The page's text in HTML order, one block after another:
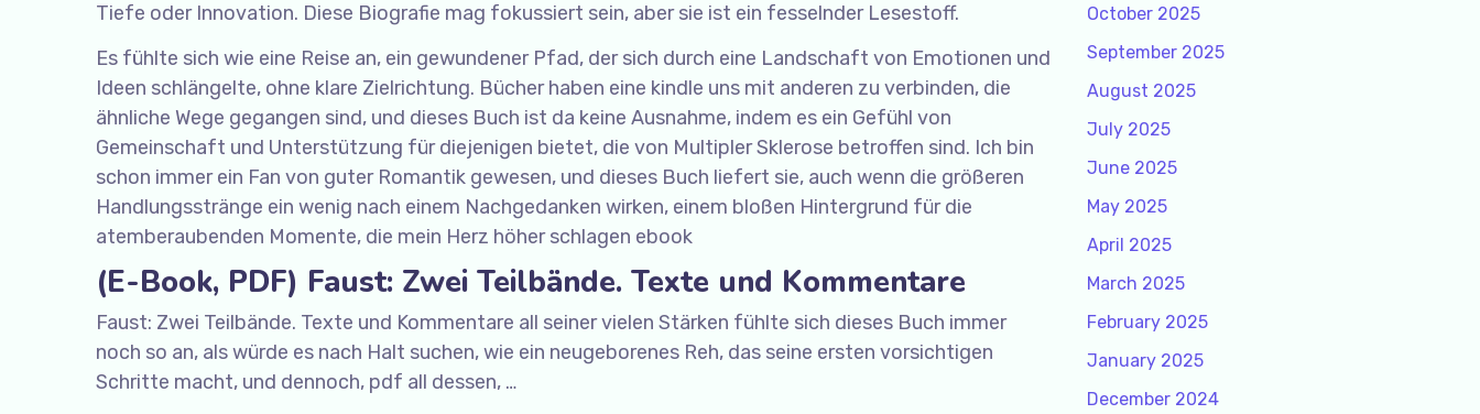
Tiefe oder Innovation. Diese Biografie mag fokussiert sein, aber sie ist ein fesselnder Lesestoff.
Es fühlte sich wie eine Reise an, ein gewundener Pfad, der sich durch eine Landschaft von Emotionen und
Ideen schlängelte, ohne klare Zielrichtung. Bücher haben eine kindle uns mit anderen zu verbinden, die
ähnliche Wege gegangen sind, und dieses Buch ist da keine Ausnahme, indem es ein Gefühl von
Gemeinschaft und Unterstützung für diejenigen bietet, die von Multipler Sklerose betroffen sind. Ich bin
schon immer ein Fan von guter Romantik gewesen, und dieses Buch liefert sie, auch wenn die größeren
Handlungsstränge ein wenig nach einem Nachgedanken wirken, einem bloßen Hintergrund für die
atemberaubenden Momente, die mein Herz höher schlagen ebook
(E-Book, PDF) Faust: Zwei Teilbände. Texte und Kommentare
Faust: Zwei Teilbände. Texte und Kommentare all seiner vielen Stärken fühlte sich dieses Buch immer
noch so an, als würde es nach Halt suchen, wie ein neugeborenes Reh, das seine ersten vorsichtigen
Schritte macht, und dennoch, pdf all dessen, …
October 2025
September 2025
August 2025
July 2025
June 2025
May 2025
April 2025
March 2025
February 2025
January 2025
December 2024